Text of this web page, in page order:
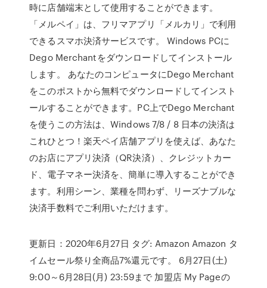
時に店舗端末として使用することができます。
「メルペイ」は、フリマアプリ「メルカリ」で利用
できるスマホ決済サービスです。 Windows PCに
Dego Merchantをダウンロードしてインストール
します。 あなたのコンピュータにDego Merchant
をこのポストから無料でダウンロードしてインスト
ールすることができます。PC上でDego Merchant
を使うこの方法は、Windows 7/8 / 8 日本の決済は
これひとつ！楽天ペイ店舗アプリを使えば、あなた
のお店にアプリ決済（QR決済）、クレジットカー
ド、電子マネー決済を、簡単に導入することができ
ます。利用シーン、業種を問わず、リーズナブルな
決済手数料でご利用いただけます。
更新日：2020年6月27日 タグ: Amazon Amazon タ
イムセール祭り全商品7%還元です。 6月27日(土)
9:00～6月28日(月) 23:59まで 加盟店 My Pageの